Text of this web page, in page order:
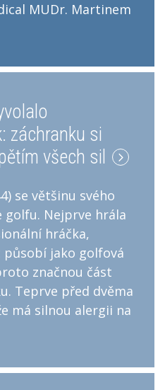
MUDr. Martinem
záchranku si
všech sil
se většinu svého
golfu. Nejprve hrála
hráčka,
jako golfová
značnou část
Teprve před dvěma
má silnou alergii na